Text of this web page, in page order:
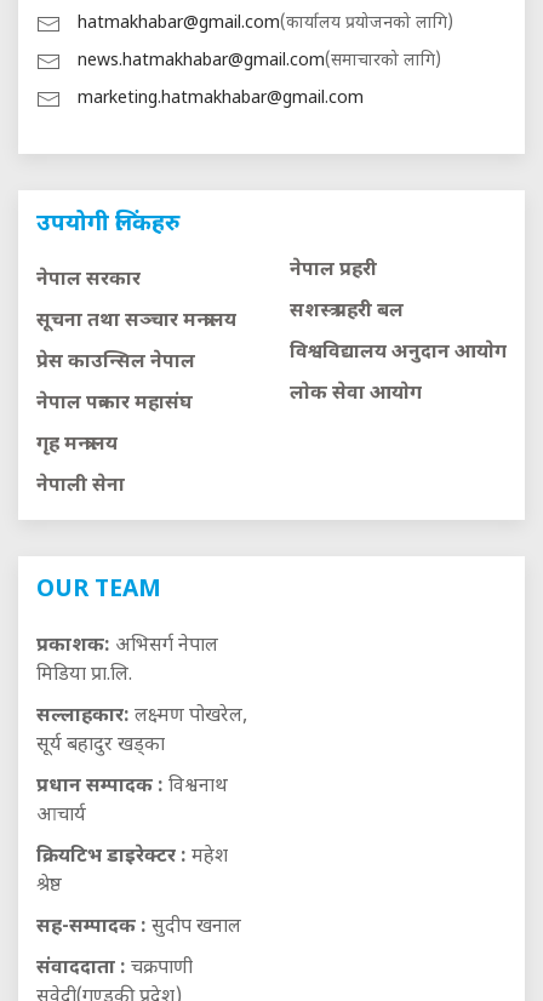
hatmakhabar@gmail.com(कार्यालय प्रयोजनको लागि)
news.hatmakhabar@gmail.com(समाचारको लागि)
marketing.hatmakhabar@gmail.com
उपयोगी लिंकहरु
नेपाल सरकार
सूचना तथा सञ्चार मन्त्रालय
प्रेस काउन्सिल नेपाल
नेपाल पत्रकार महासंघ
गृह मन्त्रालय
नेपाली सेना
नेपाल प्रहरी
सशस्त्र प्रहरी बल
विश्वविद्यालय अनुदान आयाेग
लाेक सेवा आयाेग
OUR TEAM
प्रकाशक: अभिसर्ग नेपाल
मिडिया प्रा.लि.
सल्लाहकार: लक्ष्मण पोखरेल,
सूर्य बहादुर खड्का
प्रधान सम्पादक : विश्वनाथ
आचार्य
क्रियटिभ डाइरेक्टर : महेश
श्रेष्ठ
सह-सम्पादक : सुदीप खनाल
संवाददाता : चक्रपाणी